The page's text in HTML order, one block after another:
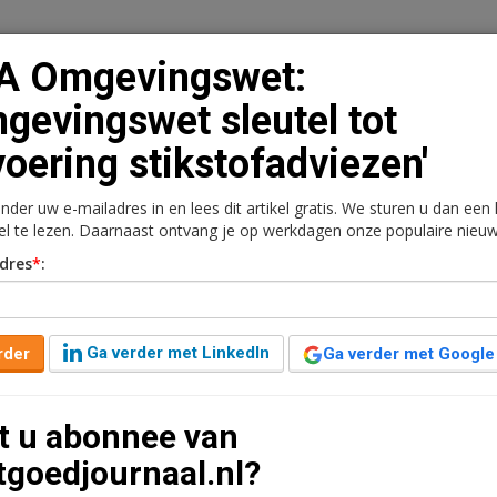
Vacaturebank Contact Abonnementen
Kantoren Retail Logistiek Juridisch | Fiscaal
sleutel
NewGround Law een facet behandelen van de
het gebied van de fysieke leefomgeving. Vandaag
Omgevingswet:
sleutel tot
stikstofadviezen'
uw e-mailadres in en lees dit artikel gratis. We sturen u dan een
te lezen. Daarnaast ontvang je op werkdagen onze populaire
*:
Ga verder met LinkedIn Ga verder met Google
u abonnee van